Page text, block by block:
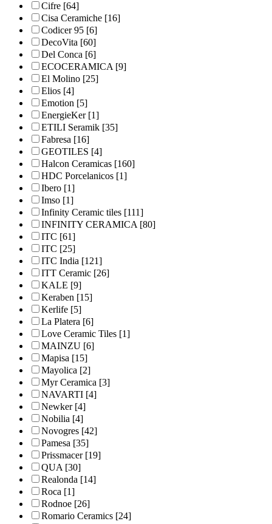
Cifre [64]
Cisa Ceramiche [16]
Codicer 95 [6]
DecoVita [60]
Del Conca [6]
ECOCERAMICA[9]
El Molino [25]
Elios [4]
Emotion [5]
EnergieKer[1]
ETILI Seramik [35]
Fabresa [16]
GEOTILES [4]
Halcon Ceramicas [160]
HDC Porcelanicos [1]
Ibero [1]
Imso [1]
Infinity Ceramic tiles [111]
INFINITY CERAMICA[80]
ITC [61]
ITC [25]
ITC India [121]
ITT Ceramic [26]
KALE [9]
Keraben [15]
Kerlife [5]
La Platera [6]
Love Ceramic Tiles [1]
MAINZU [6]
Mapisa [15]
Mayolica [2]
Myr Ceramica [3]
NAVARTI [4]
Newker[4]
Nobilia [4]
Novogres [42]
Pamesa [35]
Prissmacer[19]
QUA[30]
Realonda [14]
Roca [1]
Rodnoe [26]
Romario Ceramics [24]